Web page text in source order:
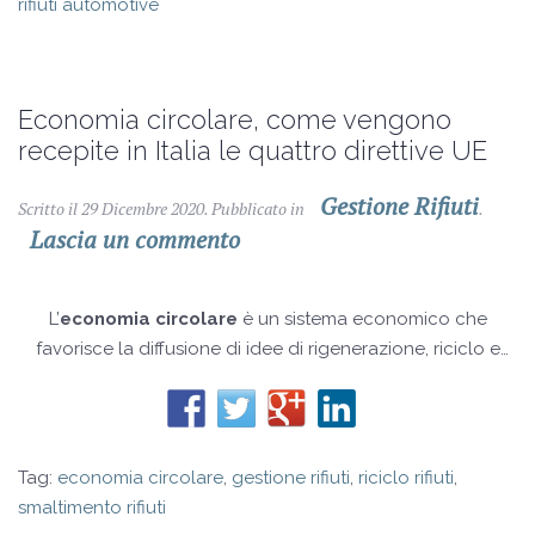
e sulla tipologia dei rifiuti prodotti in officina.
rifiuti automotive
Economia circolare, come vengono
recepite in Italia le quattro direttive UE
Scritto il29 Dicembre 2020. Pubblicato in Gestione Rifiuti.
Lascia un commento
L’economia circolare è un sistema economico che
favorisce la diffusione di idee di rigenerazione, riciclo e
sistema che è in grado quindi di rigenerarsi assicurando
Tag: economia circolare, gestione rifiuti, riciclo rifiuti,
smaltimento rifiuti